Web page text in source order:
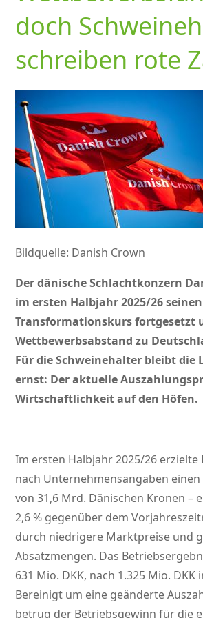
doch
schreiben rote
Bildquelle: Danish Crown
Der dänische Schlachtkonzern
im ersten Halbjahr 2025/26 seinen
Transformationskurs fortgesetzt
Wettbewerbsabstand zu
Für die Schweinehalter bleibt die
ernst: Der aktuelle
Wirtschaftlichkeit auf den Höfen.
Im ersten Halbjahr 2025/26 erzielte
nach Unternehmensangaben
von 31,6 Mrd. Dänischen Kronen –
2,6 % gegenüber dem
durch niedrigere Marktpreise und
Absatzmengen. Das
631 Mio. DKK, nach 1.325 Mio. DKK
Bereinigt um eine geänderte
betrug der Betriebsgewinn für die